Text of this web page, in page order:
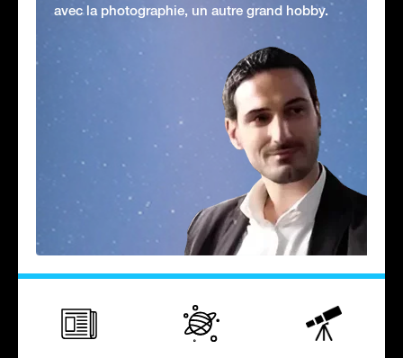
avec la photographie, un autre grand hobby.